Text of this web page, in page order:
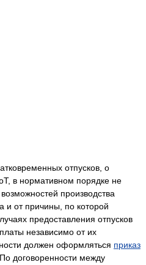
отпусков, о
в нормативном порядке не
производства
и от причины, по которой
предоставления отпусков
независимо от их
должен оформляться приказ
договоренности между